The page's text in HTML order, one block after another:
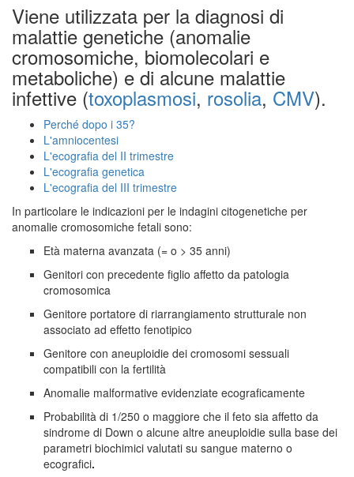
Viene utilizzata per la diagnosi di
malattie genetiche (anomalie
cromosomiche, biomolecolari e
metaboliche) e di alcune malattie
infettive (toxoplasmosi, rosolia, CMV).
Perché dopo i 35?
L'amniocentesi
L'ecografia del II trimestre
L'ecografia genetica
L'ecografia del III trimestre
In particolare le indicazioni per le indagini citogenetiche per
anomalie cromosomiche fetali sono:
Età materna avanzata (= o > 35 anni)
Genitori con precedente figlio affetto da patologia
cromosomica
Genitore portatore di riarrangiamento strutturale non
associato ad effetto fenotipico
Genitore con aneuploidie dei cromosomi sessuali
compatibili con la fertilità
Anomalie malformative evidenziate ecograficamente
Probabilità di 1/250 o maggiore che il feto sia affetto da
sindrome di Down o alcune altre aneuploidie sulla base dei
parametri biochimici valutati su sangue materno o
ecografici.